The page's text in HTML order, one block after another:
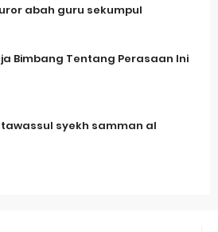
abah guru sekumpul
Bimbang Tentang Perasaan Ini
syekh samman al